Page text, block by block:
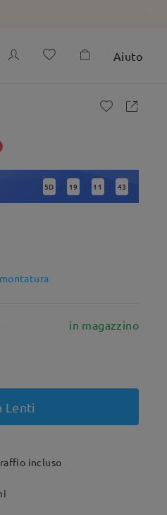
Aiuto
5D : 19 : 11 : 42
in magazzino
Lenti
incluso